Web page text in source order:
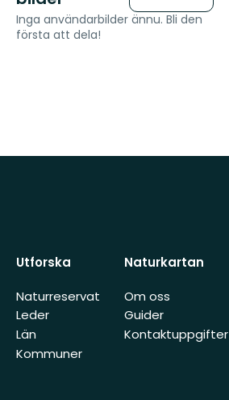
Inga användarbilder ännu. Bli den
första att dela!
Utforska
Naturreservat
Leder
Län
Kommuner
Naturkartan
Om oss
Guider
Kontaktuppgifter